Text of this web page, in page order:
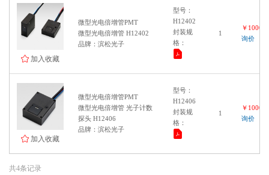
加入收藏
微型光电倍增管PMT
微型光电倍增管 H12402
品牌：滨松光子
型号：
H12402
封装规
格：
1
￥
询价
加入收藏
微型光电倍增管PMT
微型光电倍增管 光子计数
探头 H12406
品牌：滨松光子
型号：
H12406
封装规
格：
1
￥
询价
共4条记录